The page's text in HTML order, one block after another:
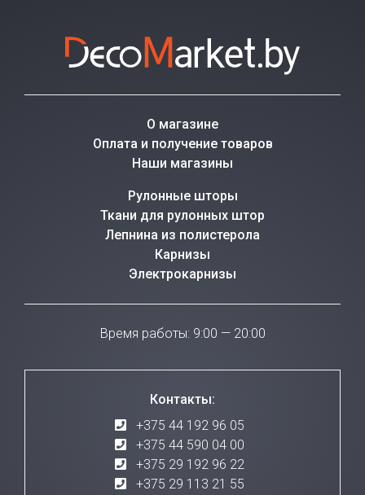
О магазине
Оплата и получение товаров
Наши магазины
Рулонные шторы
Ткани для рулонных штор
Лепнина из полистерола
Карнизы
Электрокарнизы
Время работы: 9:00 — 20:00
Контакты:
+375 44 192 96 05
+375 44 590 04 00
+375 29 192 96 22
+375 29 113 21 55